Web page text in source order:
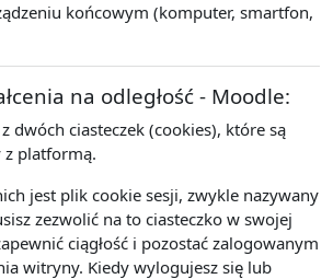
końcowym (komputer, smartfon,
na odległość - Moodle:
dwóch ciasteczek (cookies), które są
z platformą.
jest plik cookie sesji, zwykle nazywany
zezwolić na to ciasteczko w swojej
ciągłość i pozostać zalogowanym
witryny. Kiedy wylogujesz się lub